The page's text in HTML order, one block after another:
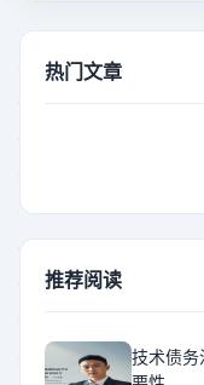
热门文章
推荐阅读
技术债务